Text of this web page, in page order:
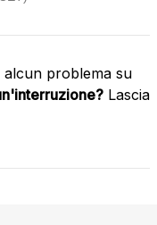
problema su
Lascia